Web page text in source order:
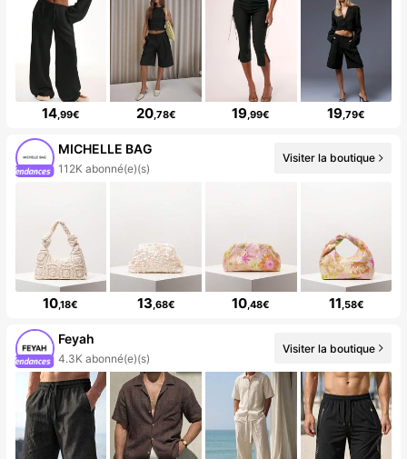
14,99€ 20,78€ 19,99€ 19,79€
MICHELLE BAG
112K abonné(e)(s)
Visiter la boutique
10,18€ 13,68€ 10,48€ 11,58€
Feyah
4.3K abonné(e)(s)
Visiter la boutique